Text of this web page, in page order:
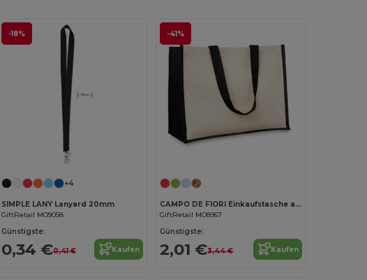
-18%
Jetzt konfigurieren!
+4
SIMPLE LANY Lanyard 20mm
GiftRetail MO9058
Günstigste:
0,34 €0,41 € Kaufen
-41%
CAMPO DE FIORI Einkaufstasche aus Jutestoff
GiftRetail MO8967
Günstigste:
2,01 €3,44 € Kaufen